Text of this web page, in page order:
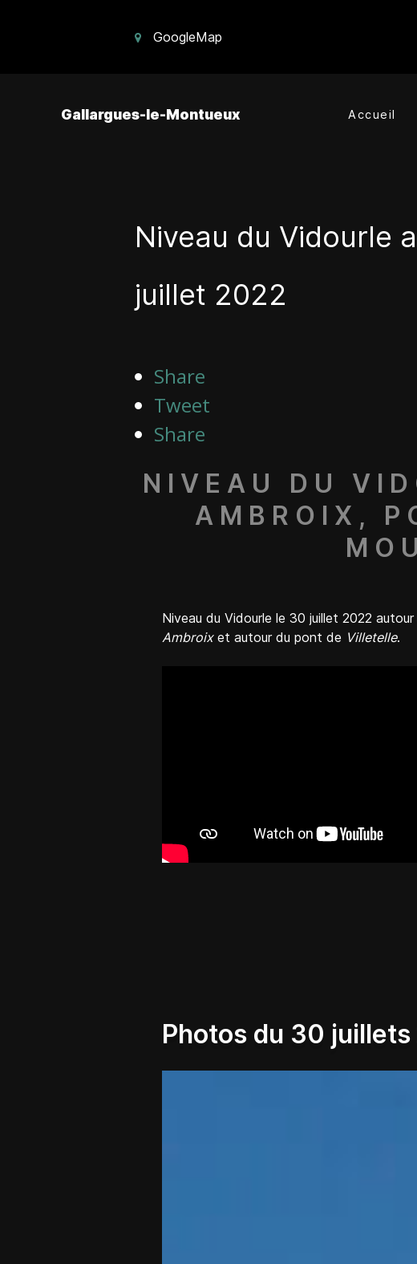
GoogleMap
Gallargues-le-Montueux Accueil
Niveau du Vidourle
juillet 2022
Share
Tweet
Share
NIVEAU DU
AMBROIX,
Niveau du Vidourle le 30 juillet 2022
Ambroixet autour du pont de Villetelle.
Photos du 30